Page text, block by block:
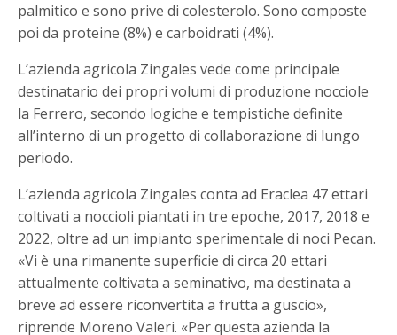
palmitico e sono prive di colesterolo. Sono composte
poi da proteine (8%) e carboidrati (4%).
L’azienda agricola Zingales vede come principale
destinatario dei propri volumi di produzione nocciole
la Ferrero, secondo logiche e tempistiche definite
all’interno di un progetto di collaborazione di lungo
periodo.
L’azienda agricola Zingales conta ad Eraclea 47 ettari
coltivati a noccioli piantati in tre epoche, 2017, 2018 e
2022, oltre ad un impianto sperimentale di noci Pecan.
«Vi è una rimanente superficie di circa 20 ettari
attualmente coltivata a seminativo, ma destinata a
breve ad essere riconvertita a frutta a guscio»,
riprende Moreno Valeri. «Per questa azienda la